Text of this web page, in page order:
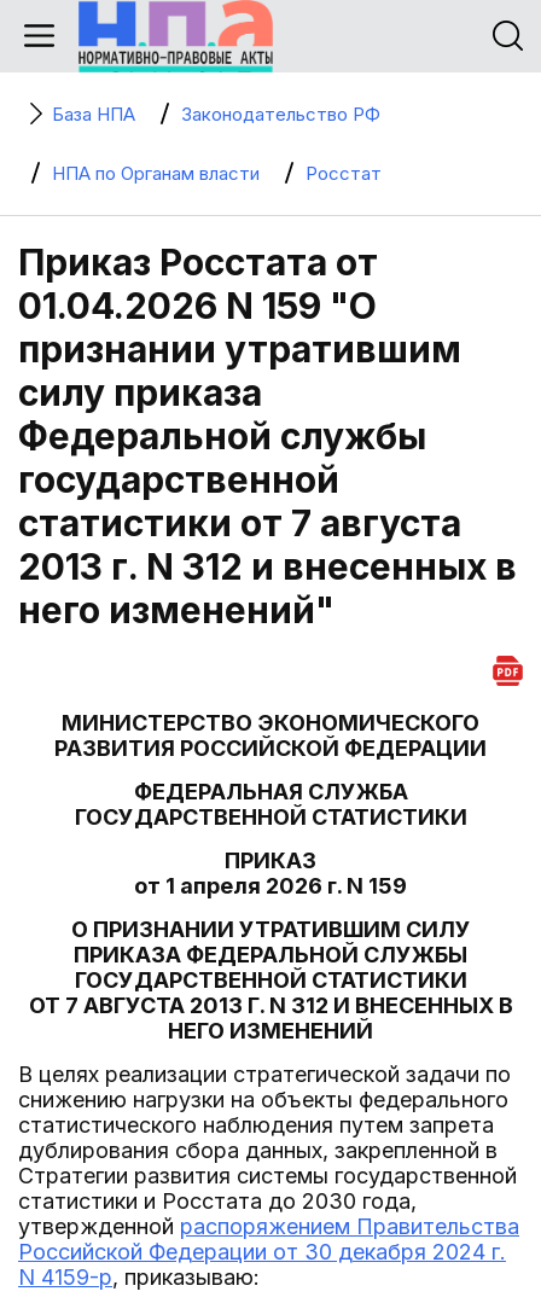
База НПА Законодательство РФ
НПА по Органам власти Росстат
Приказ Росстата от
01.04.2026 N 159 "О
признании утратившим
силу приказа
Федеральной службы
государственной
статистики от 7 августа
2013 г. N 312 и внесенных в
него изменений"
МИНИСТЕРСТВО ЭКОНОМИЧЕСКОГО
РАЗВИТИЯ РОССИЙСКОЙ ФЕДЕРАЦИИ
ФЕДЕРАЛЬНАЯ СЛУЖБА
ГОСУДАРСТВЕННОЙ СТАТИСТИКИ
ПРИКАЗ
от 1 апреля 2026 г. N 159
О ПРИЗНАНИИ УТРАТИВШИМ СИЛУ
ПРИКАЗА ФЕДЕРАЛЬНОЙ СЛУЖБЫ
ГОСУДАРСТВЕННОЙ СТАТИСТИКИ
ОТ 7 АВГУСТА 2013 Г. N 312 И ВНЕСЕННЫХ В
НЕГО ИЗМЕНЕНИЙ
В целях реализации стратегической задачи по
снижению нагрузки на объекты федерального
статистического наблюдения путем запрета
дублирования сбора данных, закрепленной в
Стратегии развития системы государственной
статистики и Росстата до 2030 года,
утвержденной распоряжением Правительства
Российской Федерации от 30 декабря 2024 г.
N 4159-р, приказываю: